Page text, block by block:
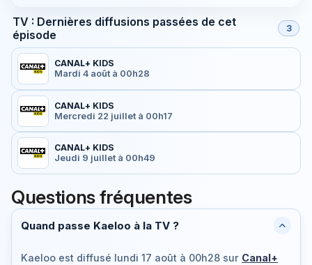
TV : Dernières diffusions passées de cet
épisode
3
CANAL+ KIDS
Mardi 4 août à 00h28
CANAL+ KIDS
Mercredi 22 juillet à 00h17
CANAL+ KIDS
Jeudi 9 juillet à 00h49
Questions fréquentes
Quand passe Kaeloo à la TV ?
Kaeloo est diffusé lundi 17 août à 00h28 sur Canal+